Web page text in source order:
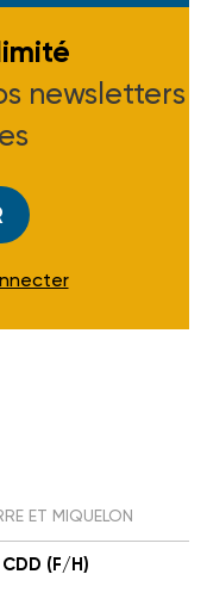
newsletters
ET MIQUELON
(F/H)